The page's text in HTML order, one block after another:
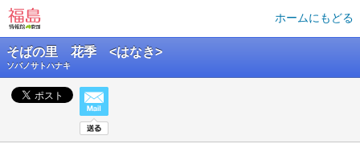
ホームにもどる
そばの里 花季 <はなき>
ソバノサトハナキ